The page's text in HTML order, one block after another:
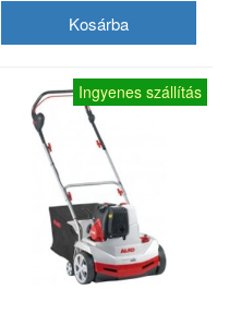
Ingyenes szállítás